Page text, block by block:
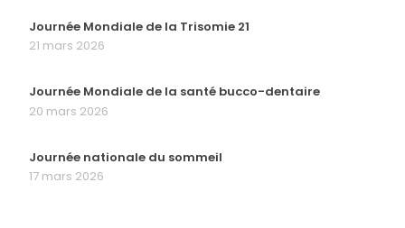
Journée Mondiale de la Trisomie 21
21 mars 2026
Journée Mondiale de la santé bucco-dentaire
20 mars 2026
Journée nationale du sommeil
17 mars 2026